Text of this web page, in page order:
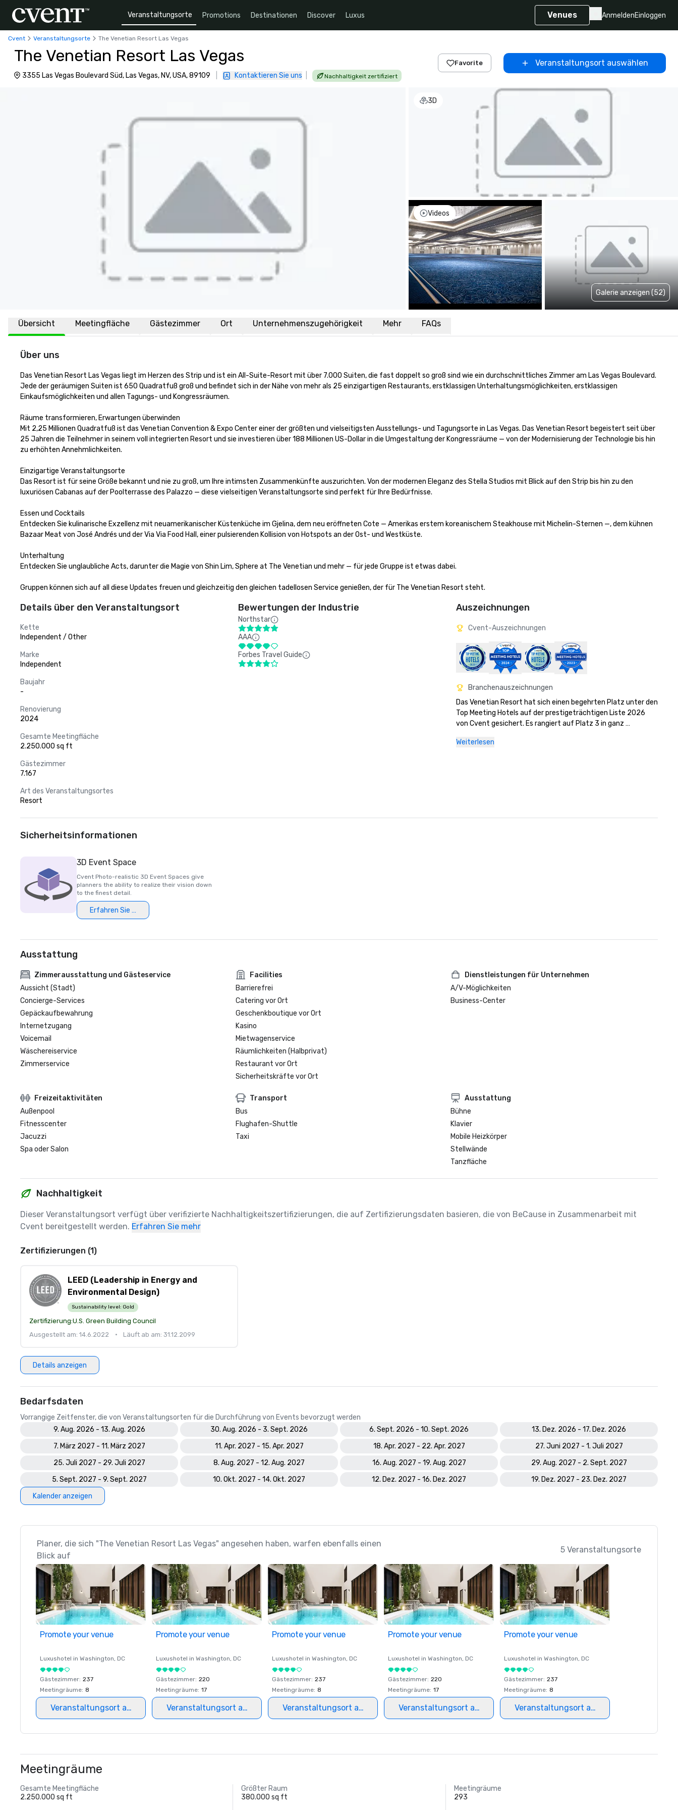
Veranstaltungsorte Promotions Destinationen Discover Luxus Venues AnmeldenEinloggen
Cvent Veranstaltungsorte The Venetian Resort Las Vegas
The Venetian Resort Las Vegas
3355 Las Vegas Boulevard Süd, Las Vegas, NV, USA, 89109 Kontaktieren Sie uns Nachhaltigkeit zertifiziert
Favorite Veranstaltungsort auswählen
3D
Videos
Galerie anzeigen (52)
Übersicht Meetingfläche Gästezimmer Ort Unternehmenszugehörigkeit Mehr FAQs
Über uns
Das Venetian Resort Las Vegas liegt im Herzen des Strip und ist ein All-Suite-Resort mit über 7.000 Suiten, die fast doppelt so groß sind wie ein durchschnittliches Zimmer am Las Vegas Boulevard.
Jede der geräumigen Suiten ist 650 Quadratfuß groß und befindet sich in der Nähe von mehr als 25 einzigartigen Restaurants, erstklassigen Unterhaltungsmöglichkeiten, erstklassigen
Einkaufsmöglichkeiten und allen Tagungs- und Kongressräumen.
Räume transformieren, Erwartungen überwinden
Mit 2,25 Millionen Quadratfuß ist das Venetian Convention & Expo Center einer der größten und vielseitigsten Ausstellungs- und Tagungsorte in Las Vegas. Das Venetian Resort begeistert seit über
25 Jahren die Teilnehmer in seinem voll integrierten Resort und sie investieren über 188 Millionen US-Dollar in die Umgestaltung der Kongressräume — von der Modernisierung der Technologie bis hin
zu erhöhten Annehmlichkeiten.
Einzigartige Veranstaltungsorte
Das Resort ist für seine Größe bekannt und nie zu groß, um Ihre intimsten Zusammenkünfte auszurichten. Von der modernen Eleganz des Stella Studios mit Blick auf den Strip bis hin zu den
luxuriösen Cabanas auf der Poolterrasse des Palazzo — diese vielseitigen Veranstaltungsorte sind perfekt für Ihre Bedürfnisse.
Essen und Cocktails
Entdecken Sie kulinarische Exzellenz mit neuamerikanischer Küstenküche im Gjelina, dem neu eröffneten Cote — Amerikas erstem koreanischem Steakhouse mit Michelin-Sternen —, dem kühnen
Bazaar Meat von José Andrés und der Via Via Food Hall, einer pulsierenden Kollision von Hotspots an der Ost- und Westküste.
Unterhaltung
Entdecken Sie unglaubliche Acts, darunter die Magie von Shin Lim, Sphere at The Venetian und mehr — für jede Gruppe ist etwas dabei.
Gruppen können sich auf all diese Updates freuen und gleichzeitig den gleichen tadellosen Service genießen, der für The Venetian Resort steht.
Details über den Veranstaltungsort
Kette
Independent / Other
Marke
Independent
Baujahr
-
Renovierung
2024
Gesamte Meetingfläche
2.250.000 sq ft
Gästezimmer
7.167
Art des Veranstaltungsortes
Resort
Bewertungen der Industrie
Northstar
AAA
Forbes Travel Guide
Auszeichnungen
Cvent-Auszeichnungen
Branchenauszeichnungen
Das Venetian Resort hat sich einen begehrten Platz unter den
Top Meeting Hotels auf der prestigeträchtigen Liste 2026
von Cvent gesichert. Es rangiert auf Platz 3 in ganz
Resorts verliehen wird, die
Weiterlesen
Sicherheitsinformationen
3D Event Space
Cvent Photo-realistic 3D Event Spaces give
planners the ability to realize their vision down
to the finest detail.
Erfahren Sie mehr
Ausstattung
Zimmerausstattung und Gästeservice
Aussicht (Stadt)
Concierge-Services
Gepäckaufbewahrung
Internetzugang
Voicemail
Wäschereiservice
Zimmerservice
Facilities
Barrierefrei
Catering vor Ort
Geschenkboutique vor Ort
Kasino
Mietwagenservice
Räumlichkeiten (Halbprivat)
Restaurant vor Ort
Sicherheitskräfte vor Ort
Dienstleistungen für Unternehmen
A/V-Möglichkeiten
Business-Center
Freizeitaktivitäten
Außenpool
Fitnesscenter
Jacuzzi
Spa oder Salon
Transport
Bus
Flughafen-Shuttle
Taxi
Ausstattung
Bühne
Klavier
Mobile Heizkörper
Stellwände
Tanzfläche
Nachhaltigkeit
Dieser Veranstaltungsort verfügt über verifizierte Nachhaltigkeitszertifizierungen, die auf Zertifizierungsdaten basieren, die von BeCause in Zusammenarbeit mit
Cvent bereitgestellt werden. Erfahren Sie mehr
Zertifizierungen (1)
LEED (Leadership in Energy and
Environmental Design)
Sustainability level: Gold
Zertifizierung:U.S. Green Building Council
Ausgestellt am: 14.6.2022
• Läuft ab am: 31.12.2099
Details anzeigen
Bedarfsdaten
Vorrangige Zeitfenster, die von Veranstaltungsorten für die Durchführung von Events bevorzugt werden
9. Aug. 2026 - 13. Aug. 2026
30. Aug. 2026 - 3. Sept. 2026 6. Sept. 2026 - 10. Sept. 2026
13. Dez. 2026 - 17. Dez. 2026
7. März 2027 - 11. März 2027
11. Apr. 2027 - 15. Apr. 2027 18. Apr. 2027 - 22. Apr. 2027
27. Juni 2027 - 1. Juli 2027
25. Juli 2027 - 29. Juli 2027
8. Aug. 2027 - 12. Aug. 2027 16. Aug. 2027 - 19. Aug. 2027
29. Aug. 2027 - 2. Sept. 2027
5. Sept. 2027 - 9. Sept. 2027
10. Okt. 2027 - 14. Okt. 2027 12. Dez. 2027 - 16. Dez. 2027
19. Dez. 2027 - 23. Dez. 2027
Kalender anzeigen
Planer, die sich "The Venetian Resort Las Vegas" angesehen haben, warfen ebenfalls einen
Blick auf
5 Veranstaltungsorte
Promote your venue
Luxushotel in Washington, DC
Gästezimmer: 237
Meetingräume: 8
Veranstaltungsort auswählen
Promote your venue
Luxushotel in Washington, DC
Gästezimmer: 220
Meetingräume: 17
Veranstaltungsort auswählen
Promote your venue
Luxushotel in Washington, DC
Gästezimmer: 237
Meetingräume: 8
Veranstaltungsort auswählen
Promote your venue
Luxushotel in Washington, DC
Gästezimmer: 220
Meetingräume: 17
Veranstaltungsort auswählen
Promote your venue
Luxushotel in Washington, DC
Gästezimmer: 237
Meetingräume: 8
Veranstaltungsort auswählen
Meetingräume
Gesamte Meetingfläche
2.250.000 sq ft
Größter Raum
380.000 sq ft
Meetingräume
293